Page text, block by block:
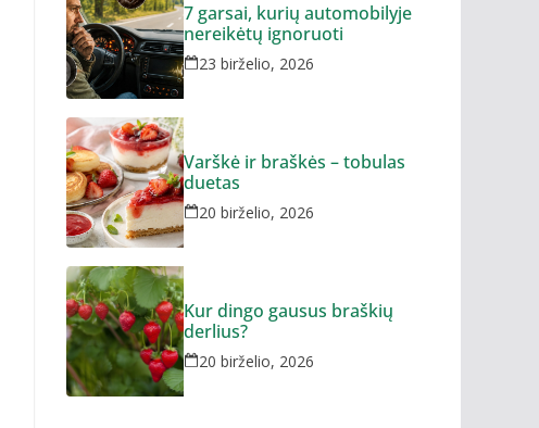
7 garsai, kurių automobilyje
nereikėtų ignoruoti
23 birželio, 2026
Varškė ir braškės – tobulas
duetas
20 birželio, 2026
Kur dingo gausus braškių
derlius?
20 birželio, 2026